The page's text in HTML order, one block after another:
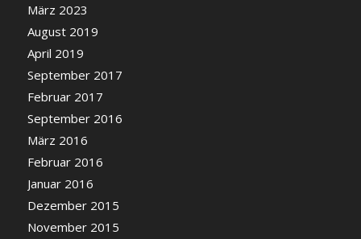
März 2023
August 2019
April 2019
September 2017
Februar 2017
September 2016
März 2016
Februar 2016
Januar 2016
Dezember 2015
November 2015